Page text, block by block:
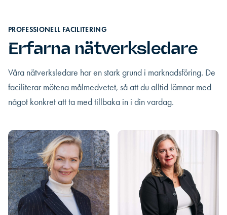
PROFESSIONELL FACILITERING
Erfarna nätverksledare
Våra nätverksledare har en stark grund i marknadsföring. De
faciliterar mötena målmedvetet, så att du alltid lämnar med
något konkret att ta med tillbaka in i din vardag.